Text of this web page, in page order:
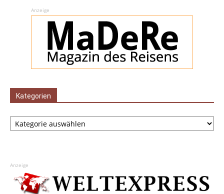
Anzeige
Kategorien
Kategorien
Anzeige